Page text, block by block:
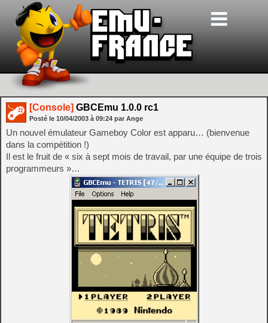
[Console] GBCEmu 1.0.0 rc1
Posté le 10/04/2003 à 09:24 par Ange
Un nouvel émulateur Gameboy Color est apparu… (bienvenue
dans la compétition !)
Il est le fruit de « six à sept mois de travail, par une équipe de trois
programmeurs »…